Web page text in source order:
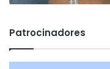
Patrocinadores